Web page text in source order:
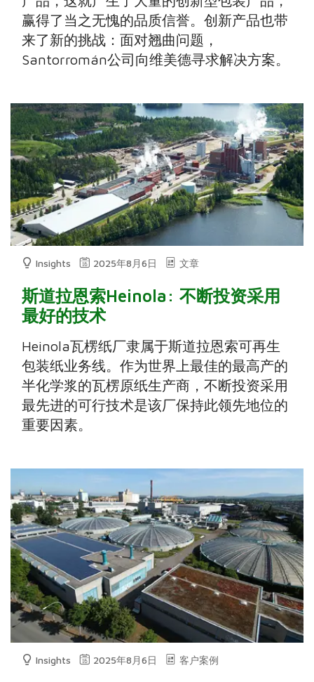
赢得了当之无愧的品质信誉。创新产品也带
来了新的挑战：面对翘曲问题，
Santorromán公司向维美德寻求解决方案。
Insights 2025年8月6日 文章
斯道拉恩索Heinola: 不断投资采用
最好的技术
Heinola瓦楞纸厂隶属于斯道拉恩索可再生
包装纸业务线。作为世界上最佳的最高产的
半化学浆的瓦楞原纸生产商，不断投资采用
最先进的可行技术是该厂保持此领先地位的
重要因素。
Insights 2025年8月6日 客户案例